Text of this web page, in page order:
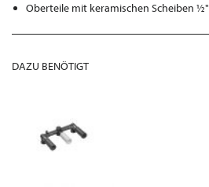
Oberteile mit keramischen Scheiben ½"
DAZU BENÖTIGT